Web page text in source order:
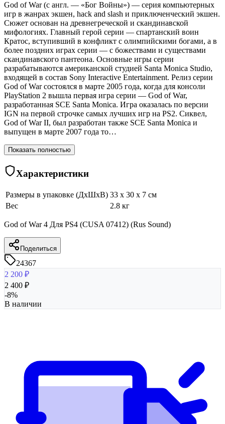
God of War (с англ. — «Бог Войны») — серия компьютерных
игр в жанрах экшен, hack and slash и приключенческий экшен.
Сюжет основан на древнегреческой и скандинавской
мифологиях. Главный герой серии — спартанский воин
Кратос, вступивший в конфликт с олимпийскими богами, а в
более поздних играх серии — с божествами и существами
скандинавского пантеона. Основные игры серии
разрабатываются американской студией Santa Monica Studio,
входящей в состав Sony Interactive Entertainment. Релиз серии
God of War состоялся в марте 2005 года, когда для консоли
PlayStation 2 вышла первая игра серии — God of War,
разработанная SCE Santa Monica. Игра оказалась по версии
IGN на первой строчке самых лучших игр на PS2. Сиквел,
God of War II, был разработан также SCE Santa Monica и
выпущен в марте 2007 года то…
Показать полностью
Характеристики
Размеры в упаковке (ДхШхВ) 33 x 30 x 7 см
Вес
2.8 кг
God of War 4 Для PS4 (CUSA 07412) (Rus Sound)
Поделиться
24367
2 200 ₽
2 400 ₽
-8%
В наличии